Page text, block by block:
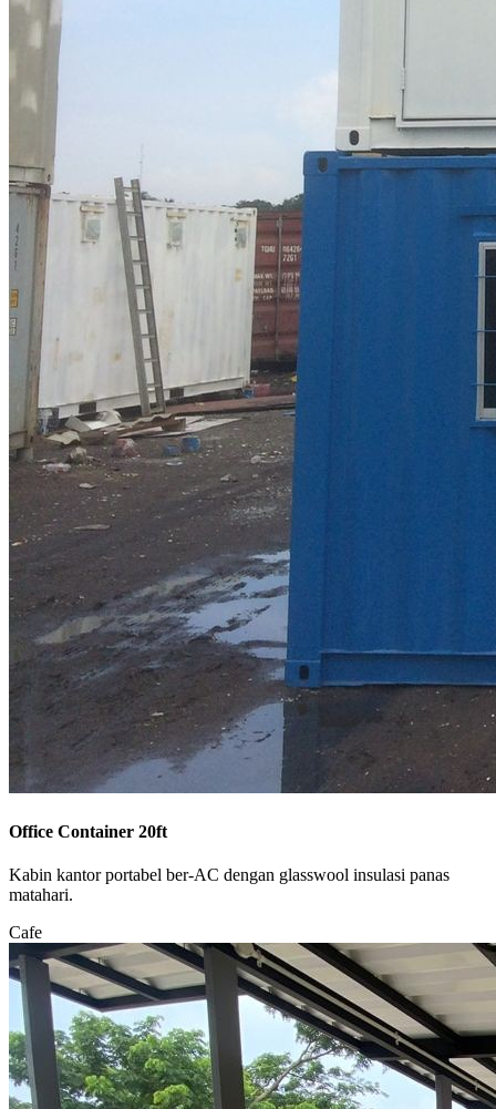
Office Container 20ft
Kabin kantor portabel ber-AC dengan glasswool insulasi panas
matahari.
Cafe